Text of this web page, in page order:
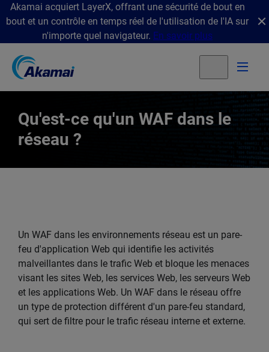
Akamai acquiert LayerX, offrant une sécurité de bout en
bout et un contrôle en temps réel de l'utilisation de l'IA sur
n'importe quel navigateur. En savoir plus
Qu'est-ce qu'un WAF dans le
réseau ?
Un WAF dans les environnements réseau est un pare-
feu d'application Web qui identifie les activités
malveillantes dans le trafic Web et bloque les menaces
visant les sites Web, les services Web, les serveurs Web
et les applications Web. Un WAF dans le réseau offre
un type de protection différent d'un pare-feu standard,
qui sert de filtre pour le trafic réseau interne et externe.